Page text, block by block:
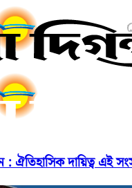
: ঐতিহাসিক দায়িত্ব এই